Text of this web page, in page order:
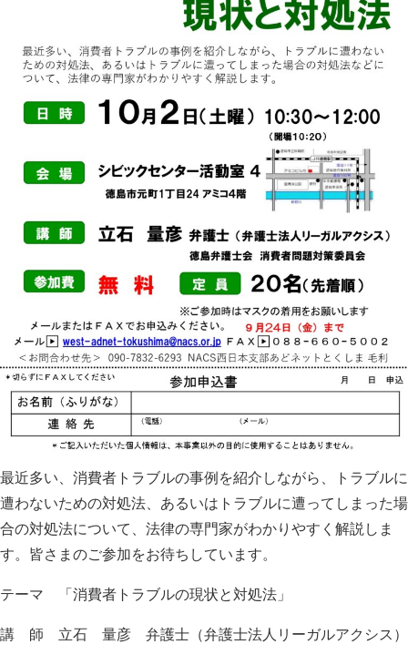
最近多い、消費者トラブルの事例を紹介しながら、トラブルに
遭わないための対処法、あるいはトラブルに遭ってしまった場
合の対処法について、法律の専門家がわかりやすく解説しま
す。皆さまのご参加をお待ちしています。
テーマ 「消費者トラブルの現状と対処法」
講 師 立石 量彦 弁護士（弁護士法人リーガルアクシス）